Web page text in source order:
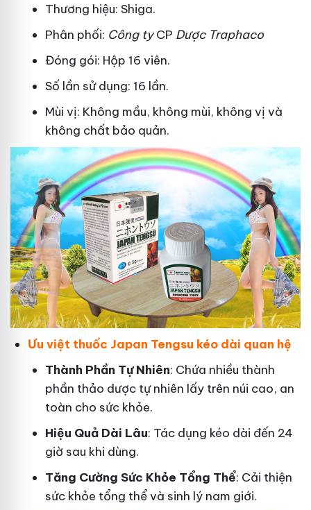
Thương hiệu: Shiga.
Phân phối: Công tyCP Dược Traphaco
Đóng gói: Hộp 16 viên.
Số lần sử dụng: 16 lần.
Mùi vị: Không mầu, không mùi, không vị và
không chất bảo quản.
Ưu việt thuốc Japan Tengsu kéo dài quan hệ
Thành Phần Tự Nhiên: Chứa nhiều thành
phần thảo dược tự nhiên lấy trên núi cao, an
toàn cho sức khỏe.
Hiệu Quả Dài Lâu: Tác dụng kéo dài đến 24
giờ sau khi dùng.
Tăng Cường Sức Khỏe Tổng Thể: Cải thiện
sức khỏe tổng thể và sinh lý nam giới.